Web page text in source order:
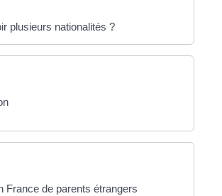
plusieurs nationalités ?
France de parents étrangers